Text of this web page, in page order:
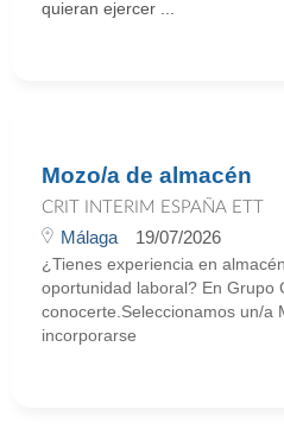
quieran ejercer ...
Mozo/a de almacén
CRIT INTERIM ESPAÑA ETT
Málaga 19/07/2026
¿Tienes experiencia en
oportunidad laboral? En Grupo
conocerte.Seleccionamos un/a
incorporarse